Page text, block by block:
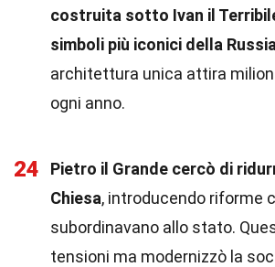
costruita sotto Ivan il
simboli più iconici della Russia
architettura unica attira
ogni anno.
24
Pietro il Grande cercò di
Chiesa, introducendo riforme
subordinavano allo stato.
tensioni ma modernizzò la